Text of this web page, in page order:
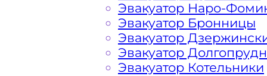
авто: доступные цены,
большим опытом работы. Мы
эвакуатора на дороге по низкой
в сфере транспортировки и
Эвакуатор Наро-
Эвакуатор Бронницы
Эвакуатор
Эвакуатор
Эвакуатор Котельники